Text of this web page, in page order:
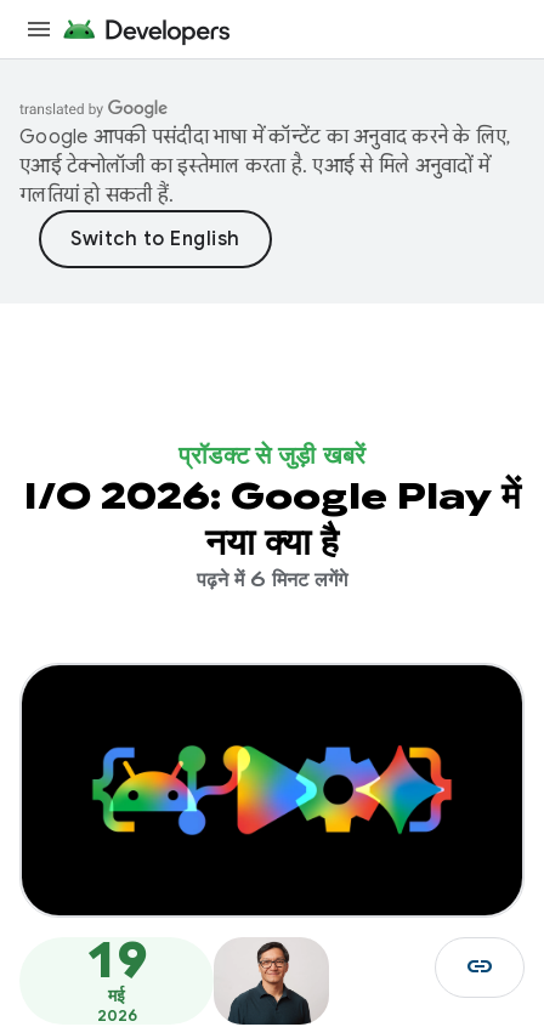
Google आपकी पसंदीदा भाषा में कॉन्टेंट का अनुवाद करने के लिए,
एआई टेक्नोलॉजी का इस्तेमाल करता है. एआई से मिले अनुवादों में
गलतियां हो सकती हैं.
प्रॉडक्ट से जुड़ी खबरें
I/O 2026: Google Play में
नया क्या है
पढ़ने में 6 मिनट लगेंगे
19
मई
2026
link